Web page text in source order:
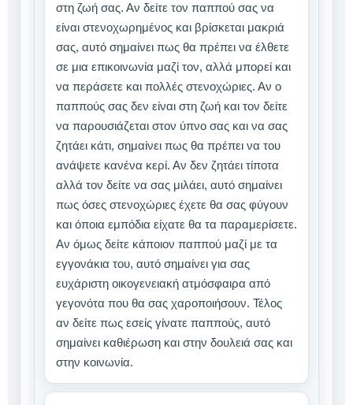
στη ζωή σας. Αν δείτε τον παππού σας να
είναι στενοχωρημένος και βρίσκεται μακριά
σας, αυτό σημαίνει πως θα πρέπει να έλθετε
σε μια επικοινωνία μαζί τον, αλλά μπορεί και
να περάσετε και πολλές στενοχώριες. Αν ο
παππούς σας δεν είναι στη ζωή και τον δείτε
να παρουσιάζεται στον ύπνο σας και να σας
ζητάει κάτι, σημαίνει πως θα πρέπει να του
ανάψετε κανένα κερί. Αν δεν ζητάει τίποτα
αλλά τον δείτε να σας μιλάει, αυτό σημαίνει
πως όσες στενοχώριες έχετε θα σας φύγουν
και όποια εμπόδια είχατε θα τα παραμερίσετε.
Αν όμως δείτε κάποιον παππού μαζί με τα
εγγονάκια του, αυτό σημαίνει για σας
ευχάριστη οικογενειακή ατμόσφαιρα από
γεγονότα που θα σας χαροποιήσουν. Τέλος
αν δείτε πως εσείς γίνατε παππούς, αυτό
σημαίνει καθιέρωση και στην δουλειά σας και
στην κοινωνία.